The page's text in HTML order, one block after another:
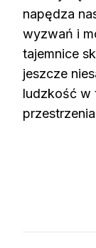
napędza
wyzwań i
tajemnice
jeszcze
ludzkość w